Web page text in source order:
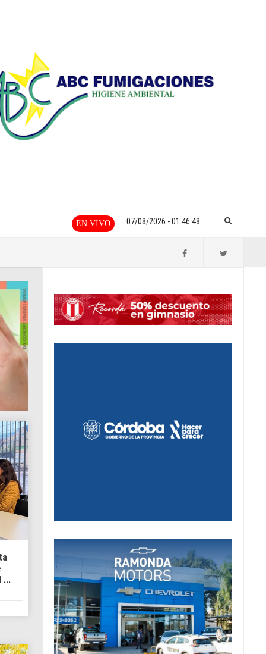
07/08/2026 - 01:46:48
EN VIVO
...